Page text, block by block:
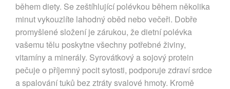
během diety. Se zeštíhlující polévkou během několika
minut vykouzlíte lahodný oběd nebo večeři. Dobře
promyšlené složení je zárukou, že dietní polévka
vašemu tělu poskytne všechny potřebné živiny,
vitamíny a minerály. Syrovátkový a sojový protein
pečuje o příjemný pocit sytosti, podporuje zdraví srdce
a spalování tuků bez ztráty svalové hmoty. Kromě